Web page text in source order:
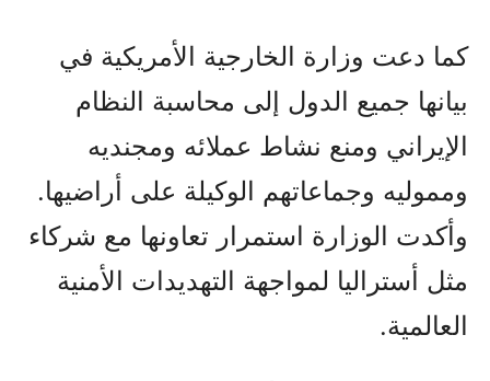
كما دعت وزارة الخارجية الأمريكية في
بيانها جميع الدول إلى محاسبة النظام
الإيراني ومنع نشاط عملائه ومجنديه
ومموليه وجماعاتهم الوكيلة على أراضيها.
وأكدت الوزارة استمرار تعاونها مع شركاء
مثل أستراليا لمواجهة التهديدات الأمنية
العالمية.